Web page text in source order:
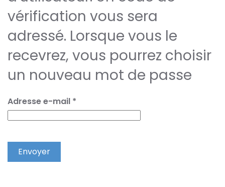
vérification vous sera
adressé. Lorsque vous le
recevrez, vous pourrez choisir
un nouveau mot de passe
Adresse e-mail *
Envoyer